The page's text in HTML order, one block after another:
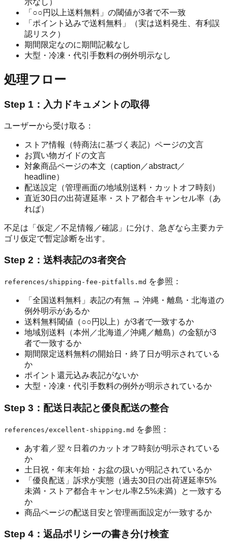
示なし）
「○○円以上送料無料」の閾値が3者で不一致
「ポイント込みで送料無料」（実は送料発生、有利誤
認リスク）
期間限定なのに期間記載なし
大型・冷凍・代引手数料の例外明示なし
処理フロー
Step 1：入力ドキュメントの取得
ユーザーから受け取る：
ストア情報（特商法に基づく表記）ページの文言
お買い物ガイドの文言
対象商品ページの本文（caption／abstract／
headline）
配送設定（管理画面の地域別送料・カットオフ時刻）
直近30日の出荷遅延率・ストア都合キャンセル率（あ
れば）
不足は「仮定／不足情報／確認」に分け、急ぎなら主要カテ
ゴリ仮定で暫定診断を出す。
Step 2：送料表記の3者突合
references/shipping-fee-pitfalls.md を参照：
「全国送料無料」表記の有無 → 沖縄・離島・北海道の
例外明示があるか
送料無料閾値（○○円以上）が3者で一致するか
地域別送料（本州／北海道／沖縄／離島）の金額が3
者で一致するか
期間限定送料無料の開始日・終了日が明示されている
か
ポイント還元込み表記がないか
大型・冷凍・代引手数料の例外が明示されているか
Step 3：配送日表記と優良配送の整合
references/excellent-shipping.md を参照：
あす着／翌々日着のカットオフ時刻が明示されている
か
土日祝・年末年始・お盆の扱いが明記されているか
「優良配送」訴求が実態（過去30日の出荷遅延率5%
未満・ストア都合キャンセル率2.5%未満）と一致する
か
商品ページの配送目安と管理画面設定が一致するか
Step 4：返品ポリシーの書き分け検査